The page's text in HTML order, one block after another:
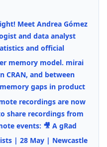
Meet Andrea Gómez
and data analyst
and official
memory model. mirai
CRAN, and between
gaps in product
recordings are now
share recordings from
events: 🎥 A gRad
| 28 May | Newcastle